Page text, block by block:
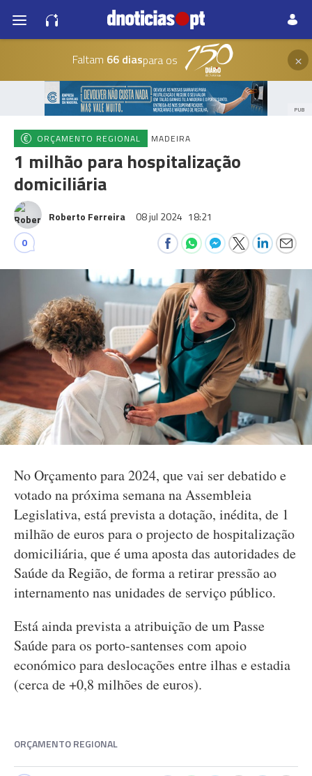
Faltam 66 diaspara os ×
PUB
ORÇAMENTO REGIONAL MADEIRA
1 milhão para hospitalização
domiciliária
Roberto Ferreira 08 jul 2024 18:21
0
No Orçamento para 2024, que vai ser debatido e
votado na próxima semana na Assembleia
Legislativa, está prevista a dotação, inédita, de 1
milhão de euros para o projecto de hospitalização
domiciliária, que é uma aposta das autoridades de
Saúde da Região, de forma a retirar pressão ao
internamento nas unidades de serviço público.
Está ainda prevista a atribuição de um Passe
Saúde para os porto-santenses com apoio
económico para deslocações entre ilhas e estadia
(cerca de +0,8 milhões de euros).
ORÇAMENTO REGIONAL